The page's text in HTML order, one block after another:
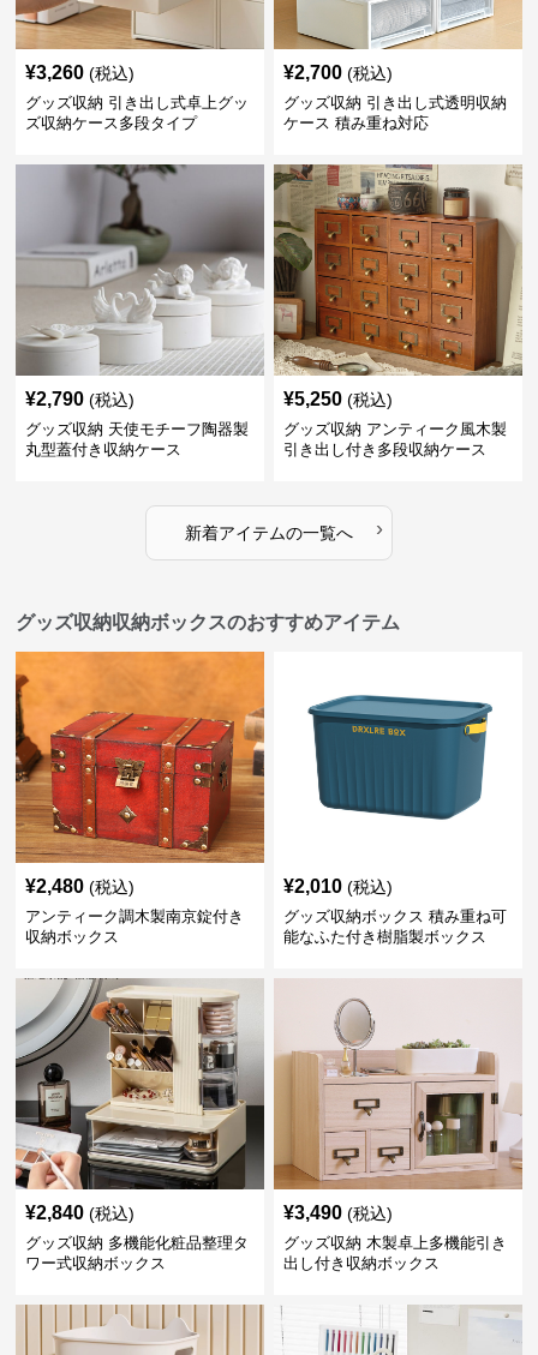
¥3,260 (税込)
グッズ収納 引き出し式卓上グッ
ズ収納ケース多段タイプ
¥2,700 (税込)
グッズ収納 引き出し式透明収納
ケース 積み重ね対応
¥2,790 (税込)
グッズ収納 天使モチーフ陶器製
丸型蓋付き収納ケース
¥5,250 (税込)
グッズ収納 アンティーク風木製
引き出し付き多段収納ケース
新着アイテムの一覧へ ›
グッズ収納収納ボックスのおすすめアイテム
¥2,480 (税込)
アンティーク調木製南京錠付き
収納ボックス
¥2,010 (税込)
グッズ収納ボックス 積み重ね可
能なふた付き樹脂製ボックス
¥2,840 (税込)
グッズ収納 多機能化粧品整理タ
ワー式収納ボックス
¥3,490 (税込)
グッズ収納 木製卓上多機能引き
出し付き収納ボックス